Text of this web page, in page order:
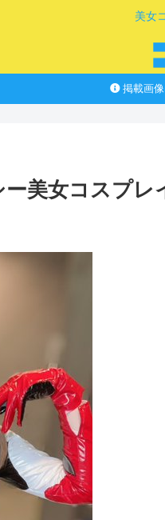
美女
掲載画
ー美女コスプ